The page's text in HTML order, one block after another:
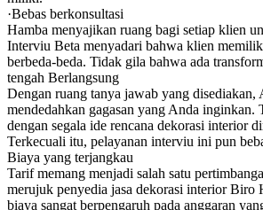
·Bebas berkonsultasi
Hamba menyajikan ruang bagi setiap klien
Interviu Beta menyadari bahwa klien
berbeda-beda. Tidak gila bahwa ada
tengah Berlangsung
Dengan ruang tanya jawab yang disediakan,
mendedahkan gagasan yang Anda inginkan.
dengan segala ide rencana dekorasi interior
Terkecuali itu, pelayanan interviu ini pun
Biaya yang terjangkau
Tarif memang menjadi salah satu
merujuk penyedia jasa dekorasi interior Biro
biaya sangat berpengaruh pada anggaran